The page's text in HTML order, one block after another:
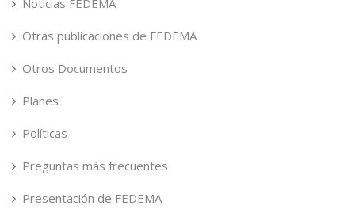
Otras publicaciones de FEDEMA
Otros Documentos
Planes
Políticas
Preguntas más frecuentes
Presentación de FEDEMA